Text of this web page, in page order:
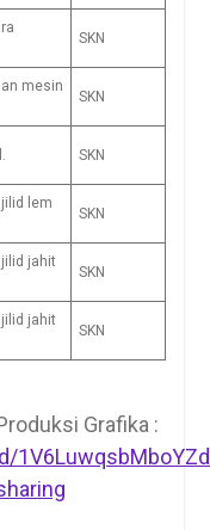
SKN
mesin
SKN
SKN
lem
SKN
jahit
SKN
jahit
SKN
Grafika :